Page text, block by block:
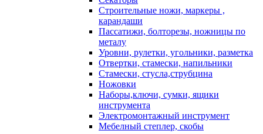
Строительные ножи, маркеры ,
карандаши
Пассатижи, болторезы, ножницы по
металу
Уровни, рулетки, угольники, разметка
Отвертки, стамески, напильники
Стамески, стусла,струбцина
Ножовки
Наборы,ключи, сумки, ящики
инструмента
Электромонтажный инструмент
Мебелный степлер, скобы